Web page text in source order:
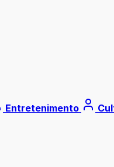
Entretenimento